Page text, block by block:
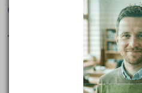
Co dál? Praktické návody k
Ještě nevím, co studovat
Rozcestník po maturitě: VŠ,
Speciály podle oblastí studia:
strojírenství,
přírodovědné a eko obory